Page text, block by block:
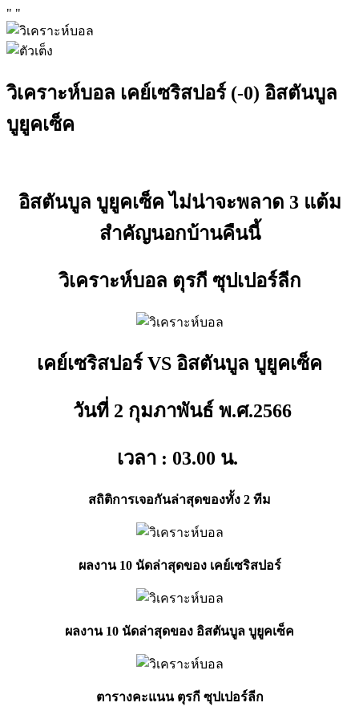
" "
วิเคราะห์บอล เคย์เซริสปอร์ (-0) อิสตันบูล
บูยูคเซ็ค
อิสตันบูล บูยูคเซ็ค ไม่น่าจะพลาด 3 แต้ม
สำคัญนอกบ้านคืนนี้
วิเคราะห์บอล ตุรกี ซุปเปอร์ลีก
เคย์เซริสปอร์ VS อิสตันบูล บูยูคเซ็ค
วันที่ 2 กุมภาพันธ์ พ.ศ.2566
เวลา : 03.00 น.
สถิติการเจอกันล่าสุดของทั้ง 2 ทีม
ผลงาน 10 นัดล่าสุดของ เคย์เซริสปอร์
ผลงาน 10 นัดล่าสุดของ อิสตันบูล บูยูคเซ็ค
ตารางคะแนน ตุรกี ซุปเปอร์ลีก